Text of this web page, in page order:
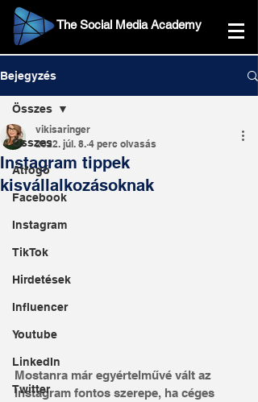
The Social Media Academy
Bejegyzés
Összes
Átfogó
Facebook
Instagram
TikTok
Hirdetések
Influencer
Youtube
LinkedIn
Twitter
Összes
Instagram tippek
kisvállalkozásoknak
vikisaringer
2022. júl. 8. 4 perc olvasás
Mostanra már egyértelművé vált az
Instagram fontos szerepe, ha céges